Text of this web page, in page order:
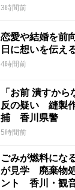
3時間前
恋愛や結婚を前
日に想いを伝え
4時間前
「お前 潰すか
反の疑い 縫製
捕 香川県警
5時間前
ごみが燃料にな
が見学 廃棄物
ント 香川・観